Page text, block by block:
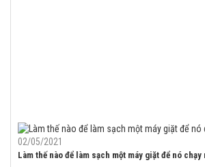
02/05/2021
Làm thế nào để làm sạch một máy giặt để nó chạy